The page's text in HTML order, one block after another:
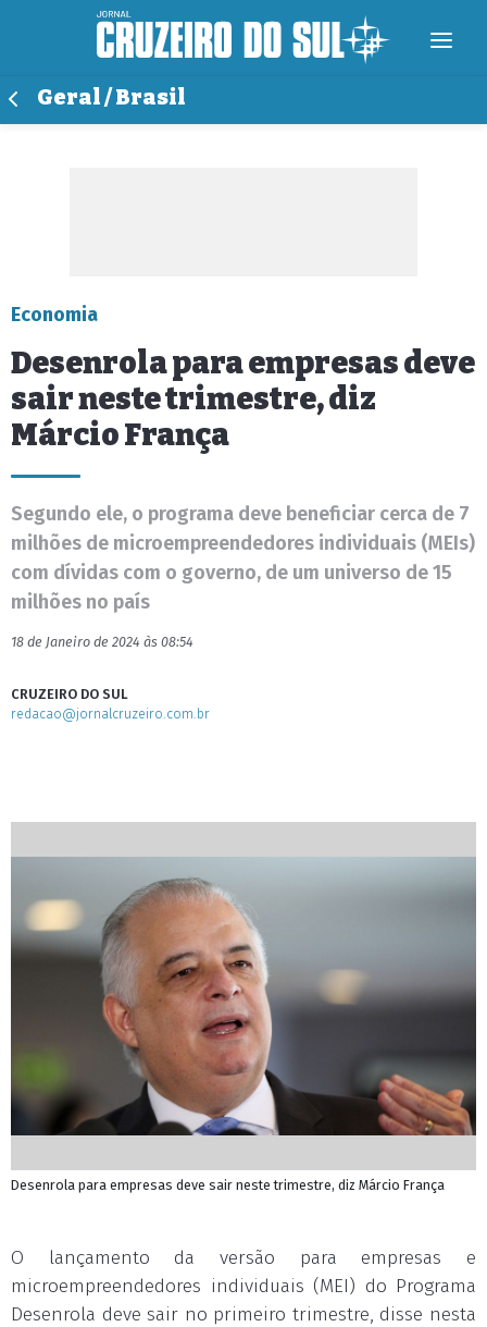
Geral / Brasil
Economia
Desenrola para empresas deve
sair neste trimestre, diz
Márcio França
Segundo ele, o programa deve beneficiar cerca de 7
milhões de microempreendedores individuais (MEIs)
com dívidas com o governo, de um universo de 15
milhões no país
18 de Janeiro de 2024 às 08:54
CRUZEIRO DO SUL
redacao@jornalcruzeiro.com.br
Desenrola para empresas deve sair neste trimestre, diz Márcio França
O lançamento da versão para empresas e
microempreendedores individuais (MEI) do Programa
Desenrola deve sair no primeiro trimestre, disse nesta